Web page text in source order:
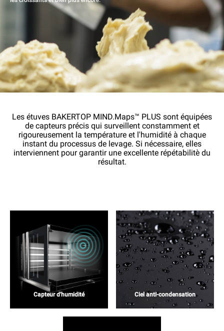
Les étuves BAKERTOP MIND.Maps™ PLUS sont équipées
de capteurs précis qui surveillent constamment et
rigoureusement la température et l'humidité à chaque
instant du processus de levage. Si nécessaire, elles
interviennent pour garantir une excellente répétabilitè du
résultat.
Capteur d'humidité Ciel anti-condensation